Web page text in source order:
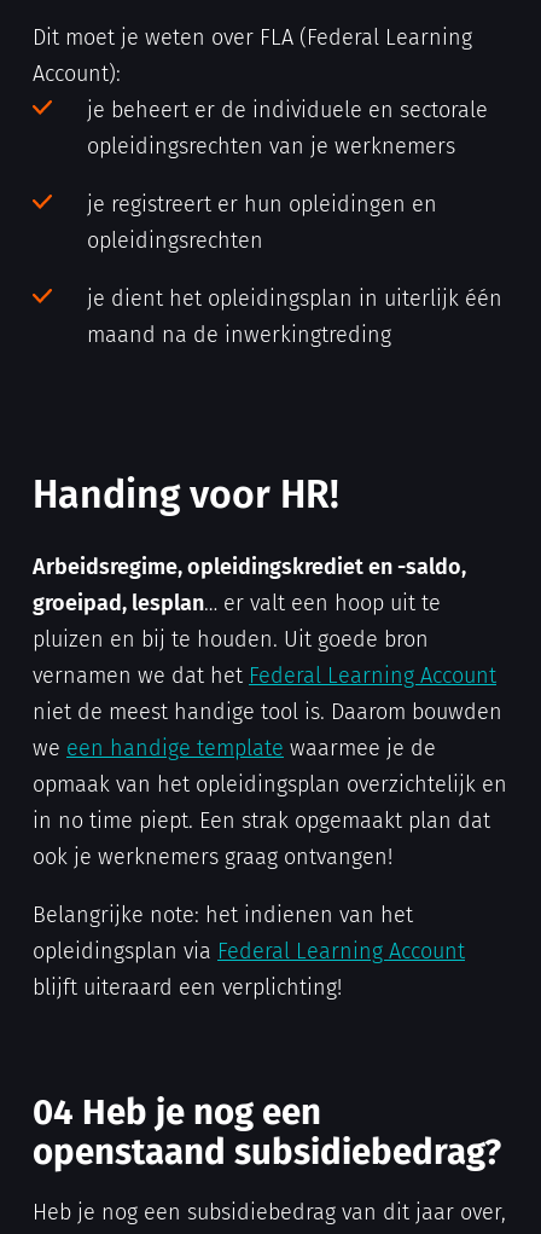
Dit moet je weten over FLA (Federal Learning
Account):
je beheert er de individuele en sectorale
opleidingsrechten van je werknemers
je registreert er hun opleidingen en
opleidingsrechten
je dient het opleidingsplan in uiterlijk één
maand na de inwerkingtreding
Handing voor HR!
Arbeidsregime, opleidingskrediet en -saldo,
groeipad, lesplan… er valt een hoop uit te
pluizen en bij te houden. Uit goede bron
vernamen we dat het Federal Learning Account
niet de meest handige tool is. Daarom bouwden
we een handige template waarmee je de
opmaak van het opleidingsplan overzichtelijk en
in no time piept. Een strak opgemaakt plan dat
ook je werknemers graag ontvangen!
Belangrijke note: het indienen van het
opleidingsplan via Federal Learning Account
blijft uiteraard een verplichting!
04 Heb je nog een
openstaand subsidiebedrag?
Heb je nog een subsidiebedrag van dit jaar over,